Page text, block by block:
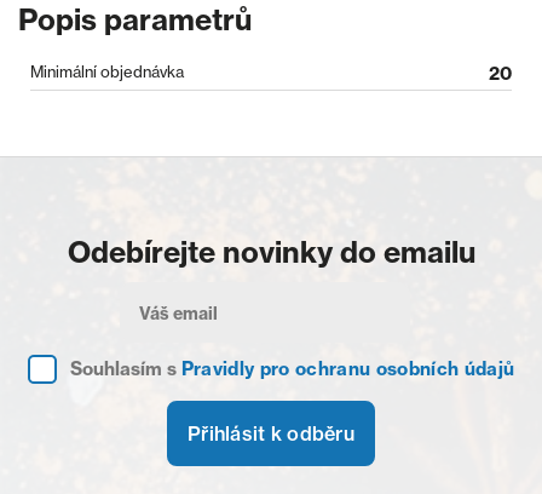
Popis parametrů
Minimální objednávka 20
Odebírejte novinky do emailu
Souhlasím s Pravidly pro ochranu osobních údajů
Přihlásit k odběru